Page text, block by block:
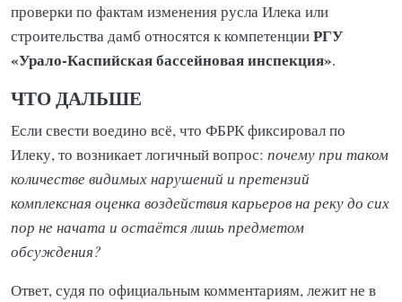
проверки по фактам изменения русла Илека или
строительства дамб относятся к компетенцииРГУ
«Урало-Каспийская бассейновая инспекция».
ЧТО ДАЛЬШЕ
Если свести воедино всё, что ФБРК фиксировал по
Илеку, то возникает логичный вопрос: почему при таком
количестве видимых нарушений и претензий
комплексная оценка воздействия карьеров на реку до сих
пор не начата и остаётся лишь предметом
обсуждения?
Ответ, судя по официальным комментариям, лежит не в